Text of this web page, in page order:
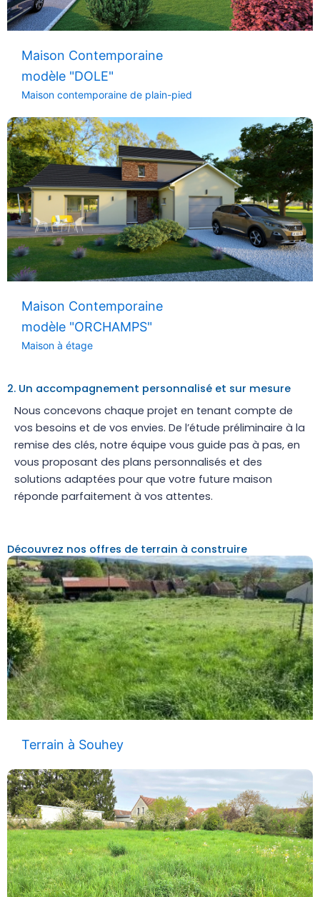
Maison Contemporaine
modèle "DOLE"
Maison contemporaine de plain-pied
Maison Contemporaine
modèle "ORCHAMPS"
Maison à étage
2. Un accompagnement personnalisé et sur mesure
Nous concevons chaque projet en tenant compte de
vos besoins et de vos envies. De l’étude préliminaire à la
remise des clés, notre équipe vous guide pas à pas, en
vous proposant des plans personnalisés et des
solutions adaptées pour que votre future maison
réponde parfaitement à vos attentes.
Découvrez nos offres de terrain à construire
Terrain à Souhey